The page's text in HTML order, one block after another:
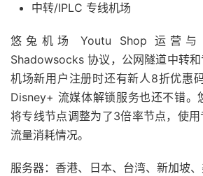
中转/IPLC 专线机场
悠兔机场 Youtu Shop 运营
Shadowsocks 协议，公网隧道中转
机场新用户注册时还有新人8折优惠
Disney+ 流媒体解锁服务也还不错
将专线节点调整为了3倍率节点，使
流量消耗情况。
服务器：香港、日本、台湾、新加坡、